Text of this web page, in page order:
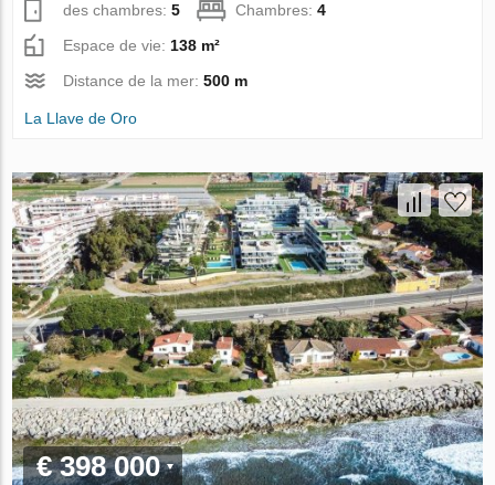
des chambres:5 Chambres:4
Espace de vie:138 m²
Distance de la mer:500 m
La Llave de Oro
€ 398 000